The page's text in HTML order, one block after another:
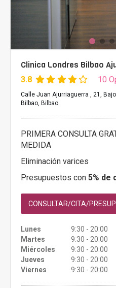
Clinica Londres Bilbao
3.8 10
Calle Juan Ajurriaguerra , 21,
Bilbao, Bilbao
PRIMERA CONSULTA
MEDIDA
Eliminación varices
Presupuestos con 5% de
CONSULTAR/CITA/
Lunes
9:30 - 20:00
Martes
9:30 - 20:00
Miércoles
9:30 - 20:00
Jueves
9:30 - 20:00
Viernes
9:30 - 20:00